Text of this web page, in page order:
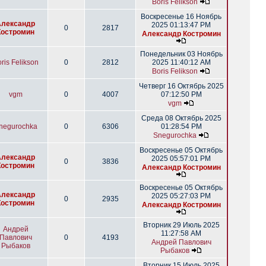
Boris Felikson
0 2817
Воскресенье 16 Ноябрь
2025 01:13:47 PM
Александр Костромин
Felikson 0 2812
Понедельник 03 Ноябрь
2025 11:40:12 AM
Boris Felikson
vgm 0 4007
Четверг 16 Октябрь 2025
07:12:50 PM
vgm
0 6306
Среда 08 Октябрь 2025
01:28:54 PM
Snegurochka
0 3836
Воскресенье 05 Октябрь
2025 05:57:01 PM
Александр Костромин
0 2935
Воскресенье 05 Октябрь
2025 05:27:03 PM
Александр Костромин
Андрей
Павлович
Рыбаков
0 4193
Вторник 29 Июль 2025
11:27:58 AM
Андрей Павлович
Рыбаков